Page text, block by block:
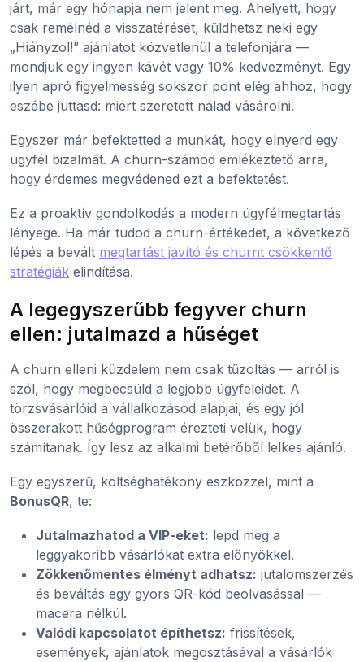
járt, már egy hónapja nem jelent meg. Ahelyett, hogy
csak remélnéd a visszatérését, küldhetsz neki egy
„Hiányzol!” ajánlatot közvetlenül a telefonjára —
mondjuk egy ingyen kávét vagy 10% kedvezményt. Egy
ilyen apró figyelmesség sokszor pont elég ahhoz, hogy
eszébe juttasd: miért szeretett nálad vásárolni.
Egyszer már befektetted a munkát, hogy elnyerd egy
ügyfél bizalmát. A churn-számod emlékeztető arra,
hogy érdemes megvédened ezt a befektetést.
Ez a proaktív gondolkodás a modern ügyfélmegtartás
lényege. Ha már tudod a churn-értékedet, a következő
lépés a bevált megtartást javító és churnt csökkentő
stratégiák elindítása.
A legegyszerűbb fegyver churn
ellen: jutalmazd a hűséget
A churn elleni küzdelem nem csak tűzoltás — arról is
szól, hogy megbecsüld a legjobb ügyfeleidet. A
törzsvásárlóid a vállalkozásod alapjai, és egy jól
összerakott hűségprogram érezteti velük, hogy
számítanak. Így lesz az alkalmi betérőből lelkes ajánló.
Egy egyszerű, költséghatékony eszközzel, mint a
BonusQR, te:
Jutalmazhatod a VIP-eket: lepd meg a
leggyakoribb vásárlókat extra előnyökkel.
Zökkenőmentes élményt adhatsz: jutalomszerzés
és beváltás egy gyors QR-kód beolvasással —
macera nélkül.
Valódi kapcsolatot építhetsz: frissítések,
események, ajánlatok megosztásával a vásárlók